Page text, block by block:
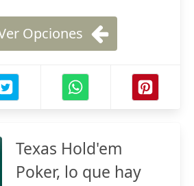
Opciones
Texas Hold'em
Poker, lo que hay